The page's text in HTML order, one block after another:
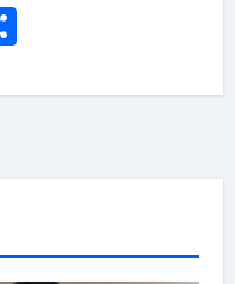
Отправить